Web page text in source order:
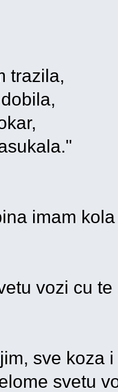
trazila,
imam
vozi cu
sve koza
svetu